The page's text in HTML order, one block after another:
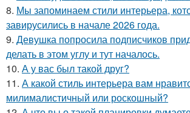
8. Мы запоминаем стили интерьера,
завирусились в начале 2026 года.
9. Девушка попросила подписчиков
делать в этом углу и тут началось.
10. А у вас был такой друг?
11. А какой стиль интерьера вам
милималистичный или роскошный?